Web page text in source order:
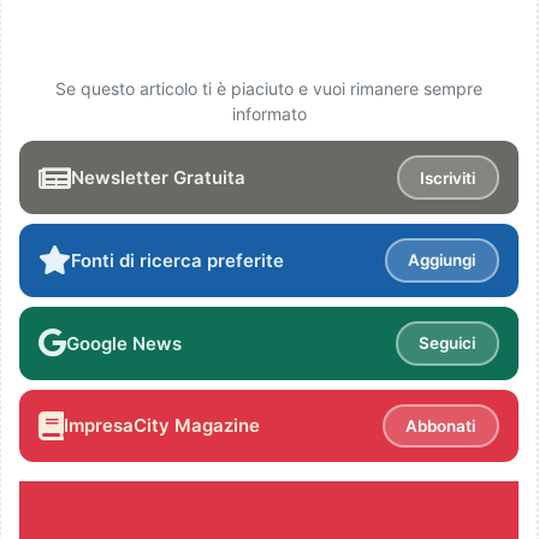
Se questo articolo ti è piaciuto e vuoi rimanere sempre
informato
Newsletter Gratuita Iscriviti
Fonti di ricerca preferite Aggiungi
Google News Seguici
ImpresaCity Magazine Abbonati